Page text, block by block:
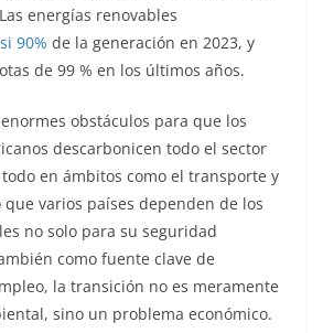
energías renovables
90% de la generación en 2023, y
de 99 % en los últimos años.
obstáculos para que los
descarbonicen todo el sector
en ámbitos como el transporte y
varios países dependen de los
no solo para su seguridad
como fuente clave de
la transición no es meramente
sino un problema económico.